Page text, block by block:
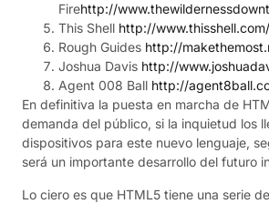
Firehttp://
This Shell http://www.thisshell.com/
Rough Guides http://
Joshua Davis http://
Agent 008 Ball http://
En definitiva la puesta en marcha de
demanda del público, si la inquietud los
dispositivos para este nuevo lenguaje,
será un importante desarrollo del futuro
Lo ciero es que HTML5 tiene una serie